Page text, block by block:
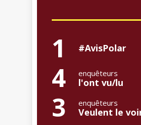
1 #AvisPolar
4 enquêteurs
l'ont vu/lu
3 enquêteurs
Veulent le